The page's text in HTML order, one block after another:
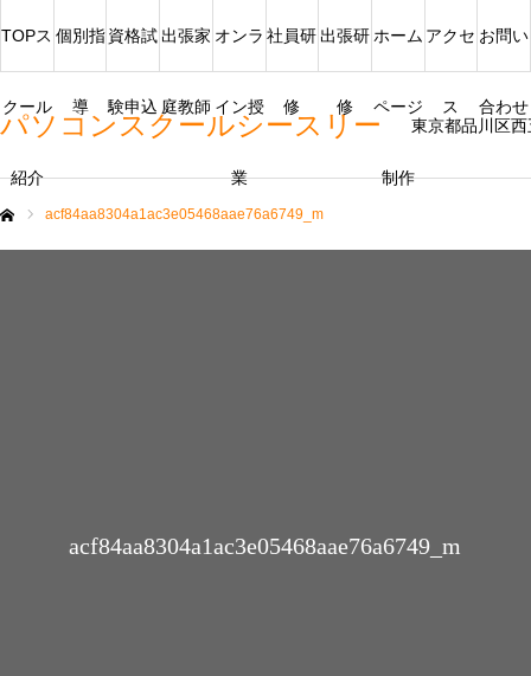
パソコンスクールシースリー 東京都品川区
TOPス
クール
紹介
個別指
導
資格試
験申込
出張家
庭教師
オンラ
イン授
業
社員研
修
出張研
修
ホーム
ページ
制作
アクセ
ス
お問い
合わせ
acf84aa8304a1ac3e05468aae76a6749_m
acf84aa8304a1ac3e05468aae76a6749_m